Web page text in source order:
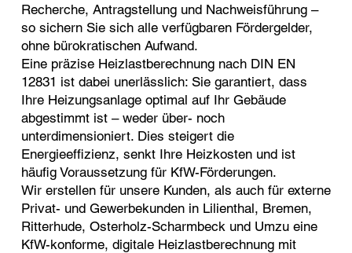
Recherche, Antragstellung und Nachweisführung –
so sichern Sie sich alle verfügbaren Fördergelder,
ohne bürokratischen Aufwand.
Eine präzise Heizlastberechnung nach DIN EN
12831 ist dabei unerlässlich: Sie garantiert, dass
Ihre Heizungsanlage optimal auf Ihr Gebäude
abgestimmt ist – weder über- noch
unterdimensioniert. Dies steigert die
Energieeffizienz, senkt Ihre Heizkosten und ist
häufig Voraussetzung für KfW-Förderungen.
Wir erstellen für unsere Kunden, als auch für externe
Privat- und Gewerbekunden in Lilienthal, Bremen,
Ritterhude, Osterholz-Scharmbeck und Umzu eine
KfW-konforme, digitale Heizlastberechnung mit